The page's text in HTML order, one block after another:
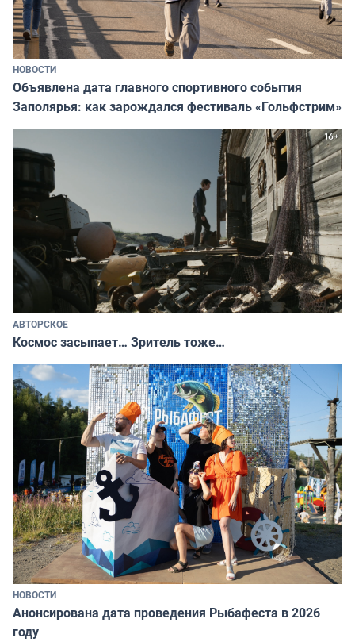
НОВОСТИ
Объявлена дата главного спортивного события
Заполярья: как зарождался фестиваль «Гольфстрим»
АВТОРСКОЕ
Космос засыпает… Зритель тоже…
НОВОСТИ
Анонсирована дата проведения Рыбафеста в 2026
году